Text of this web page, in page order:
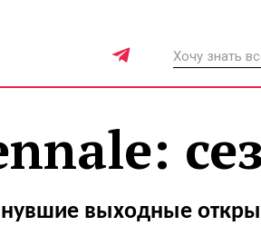
выходные